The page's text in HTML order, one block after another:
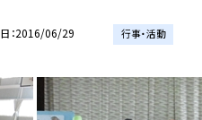
2016/06/29 行事・活動